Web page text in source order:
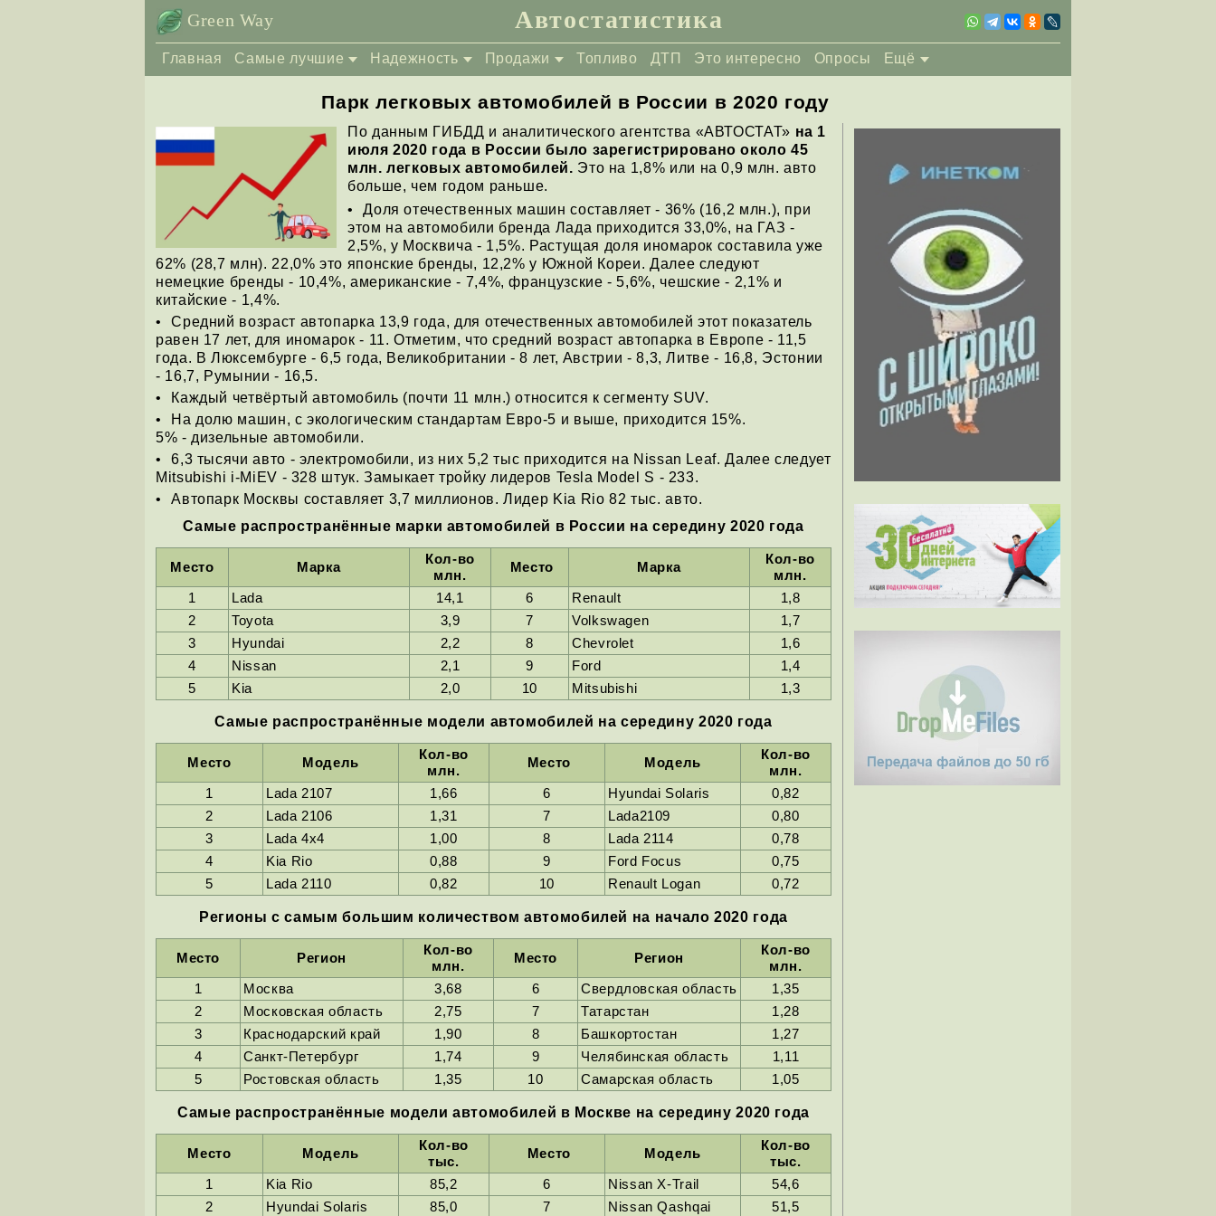
Green Way Автостатистика
Главная Самые лучшие Надежность Продажи Топливо ДТП Это интересно Опросы Ещё
Парк легковых автомобилей в России в 2020 году
По данным ГИБДД и аналитического агентства «АВТОСТАТ» на 1
июля 2020 года в России было зарегистрировано около 45
млн. легковых автомобилей. Это на 1,8% или на 0,9 млн. авто
больше, чем годом раньше.
Доля отечественных машин составляет - 36% (16,2 млн.), при
этом на автомобили бренда Лада приходится 33,0%, на ГАЗ -
2,5%, у Москвича - 1,5%. Растущая доля иномарок составила уже
62% (28,7 млн). 22,0% это японские бренды, 12,2% у Южной Кореи. Далее следуют
немецкие бренды - 10,4%, американские - 7,4%, французские - 5,6%, чешские - 2,1% и
китайские - 1,4%.
Средний возраст автопарка 13,9 года, для отечественных автомобилей этот показатель
равен 17 лет, для иномарок - 11. Отметим, что средний возраст автопарка в Европе - 11,5
года. В Люксембурге - 6,5 года, Великобритании - 8 лет, Австрии - 8,3, Литве - 16,8, Эстонии
- 16,7, Румынии - 16,5.
Каждый четвёртый автомобиль (почти 11 млн.) относится к сегменту SUV.
На долю машин, с экологическим стандартам Евро-5 и выше, приходится 15%.
5% - дизельные автомобили.
6,3 тысячи авто - электромобили, из них 5,2 тыс приходится на Nissan Leaf. Далее следует
Mitsubishi i-MiEV - 328 штук. Замыкает тройку лидеров Tesla Model S - 233.
Автопарк Москвы составляет 3,7 миллионов. Лидер Kia Rio 82 тыс. авто.
Cамые распространённые марки автомобилей в России на середину 2020 года
Место Марка
Кол-во
млн.
Место Марка
Кол-во
млн.
1
Lada 14,1 6 Renault
1,8
2
Toyota 3,9 7 Volkswagen
1,7
3
Hyundai 2,2 8 Chevrolet
1,6
4
Nissan 2,1 9 Ford
1,4
5
Kia 2,0 10 Mitsubishi 1,3
Cамые распространённые модели автомобилей на середину 2020 года
Место Модель
Кол-во
млн.
Место Модель
Кол-во
млн.
1
Lada 2107 1,66 6 Hyundai Solaris
0,82
2
Lada 2106 1,31 7 Lada2109
0,80
3
Lada 4х4 1,00 8 Lada 2114
0,78
4
Kia Rio 0,88 9 Ford Focus
0,75
5
Lada 2110 0,82 10 Renault Logan 0,72
Регионы с самым большим количеством автомобилей на начало 2020 года
Место Регион
Кол-во
млн.
Место Регион
Кол-во
млн.
1
Москва 3,68 6 Свердловская область
1,35
2
Московская область 2,75 7 Татарстан
1,28
3
Краснодарский край 1,90 8 Башкортостан
1,27
4
Санкт-Петербург 1,74 9 Челябинская область
1,11
5
Ростовская область 1,35 10 Самарская область 1,05
Cамые распространённые модели автомобилей в Москве на середину 2020 года
Место Модель
Кол-во
тыс.
Место Модель
Кол-во
тыс.
1
Kia Rio 85,2 6 Nissan X-Trail
54,6
2
Hyundai Solaris 85,0 7 Nissan Qashqai 51,5